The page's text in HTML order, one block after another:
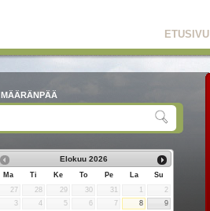
ETUSIVU
MÄÄRÄNPÄÄ
Elokuu 2026
Ma Ti Ke To Pe La
Su
27
28 29 30 31
2
3
4 5 6 7 8
9